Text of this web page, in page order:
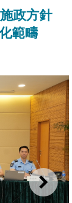
政方針
範疇
下一